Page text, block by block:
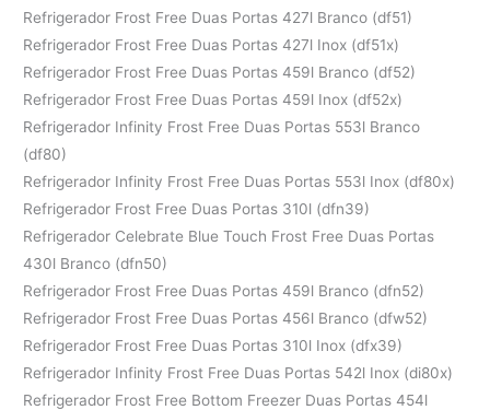
Refrigerador Frost Free Duas Portas 427l Branco (df51)
Refrigerador Frost Free Duas Portas 427l Inox (df51x)
Refrigerador Frost Free Duas Portas 459l Branco (df52)
Refrigerador Frost Free Duas Portas 459l Inox (df52x)
Refrigerador Infinity Frost Free Duas Portas 553l Branco
(df80)
Refrigerador Infinity Frost Free Duas Portas 553l Inox (df80x)
Refrigerador Frost Free Duas Portas 310l (dfn39)
Refrigerador Celebrate Blue Touch Frost Free Duas Portas
430l Branco (dfn50)
Refrigerador Frost Free Duas Portas 459l Branco (dfn52)
Refrigerador Frost Free Duas Portas 456l Branco (dfw52)
Refrigerador Frost Free Duas Portas 310l Inox (dfx39)
Refrigerador Infinity Frost Free Duas Portas 542l Inox (di80x)
Refrigerador Frost Free Bottom Freezer Duas Portas 454l